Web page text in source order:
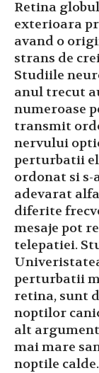
Retina
exterioara
avand o
strans de
Studiile
anul trecut
numeroase
transmit
nervului
perturbatii
ordonat si s-
adevarat
diferite
mesaje pot
telepatiei.
perturbatii
retina, sunt
noptilor
alt
mai mare
noptile calde.